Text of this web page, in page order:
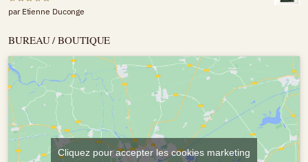
par Etienne Duconge
BUREAU / BOUTIQUE
Cliquez pour accepter les cookies marketing